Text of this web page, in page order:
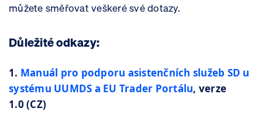
můžete směřovat veškeré své dotazy.
Důležité odkazy:
1. Manuál pro podporu asistenčních služeb SD u
systému UUMDS a EU Trader Portálu, verze
1.0 (CZ)